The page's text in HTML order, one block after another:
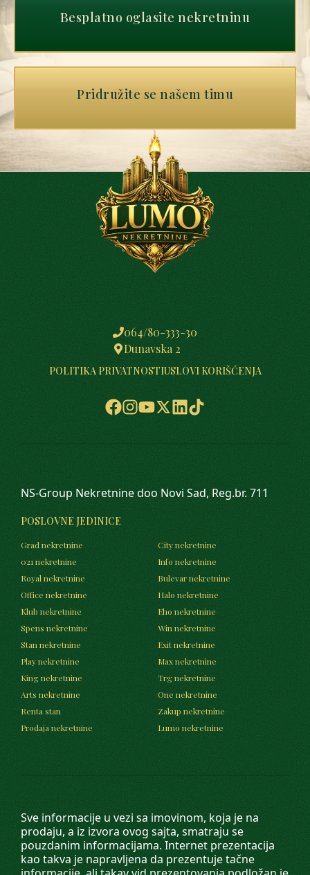
Besplatno oglasite nekretninu
Pridružite se našem timu
064/80-333-30
Dunavska 2
POLITIKA PRIVATNOSTIUSLOVI KORIŠĆENJA
Sve informacije u vezi sa imovinom, koja je na
prodaju, a iz izvora ovog sajta, smatraju se
pouzdanim informacijama. Internet prezentacija
kao takva je napravljena da prezentuje tačne
NS-Group Nekretnine doo Novi Sad, Reg.br. 711
POSLOVNE JEDINICE
Grad nekretnine
City nekretnine
021 nekretnine
Info nekretnine
Royal nekretnine
Bulevar nekretnine
Office nekretnine
Halo nekretnine
Klub nekretnine
Eho nekretnine
Spens nekretnine
Win nekretnine
Stan nekretnine
Exit nekretnine
Play nekretnine
Max nekretnine
King nekretnine
Trg nekretnine
Arts nekretnine
One nekretnine
Renta stan
Zakup nekretnine
Prodaja nekretnine
Lumo nekretnine